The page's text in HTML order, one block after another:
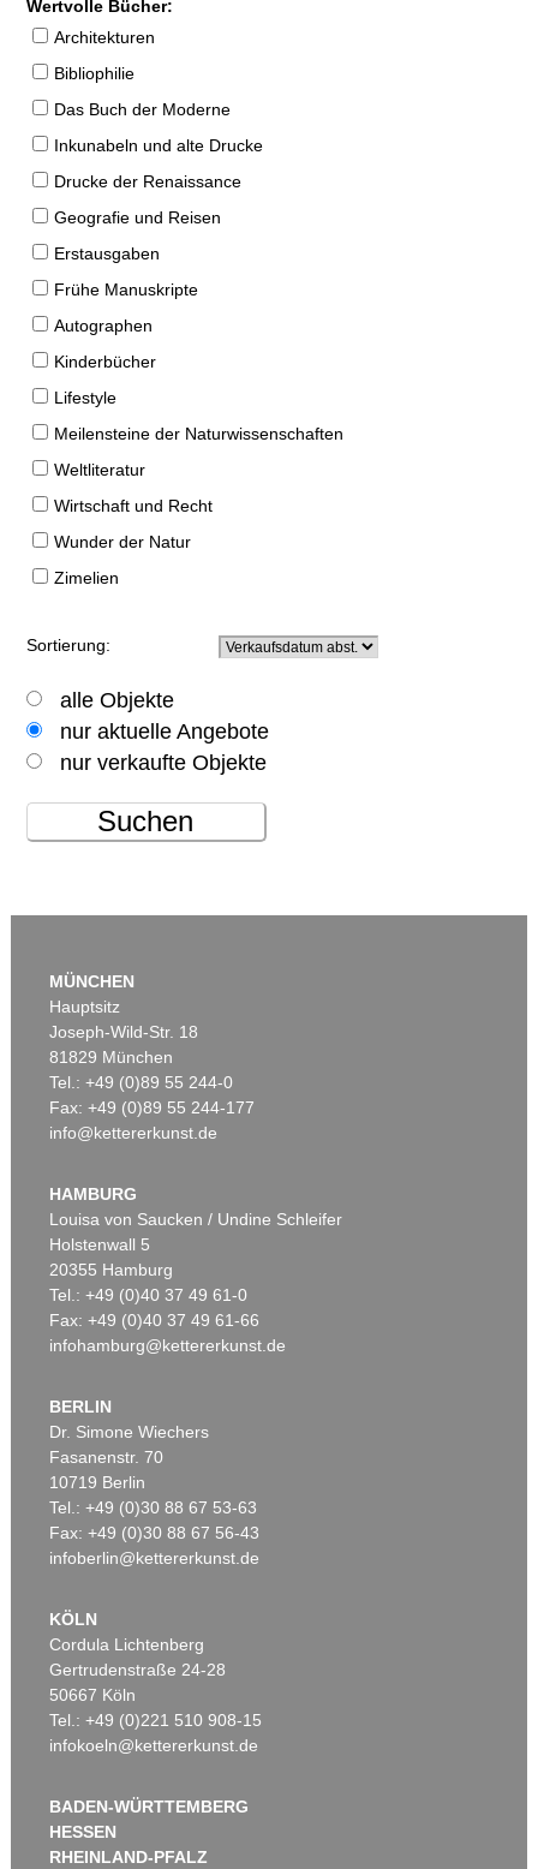
Wertvolle Bücher:
Architekturen
Bibliophilie
Das Buch der Moderne
Inkunabeln und alte Drucke
Drucke der Renaissance
Geografie und Reisen
Erstausgaben
Frühe Manuskripte
Autographen
Kinderbücher
Lifestyle
Meilensteine der Naturwissenschaften
Weltliteratur
Wirtschaft und Recht
Wunder der Natur
Zimelien
Sortierung:
alle Objekte
nur aktuelle Angebote
nur verkaufte Objekte
Suchen
MÜNCHEN
Hauptsitz
Joseph-Wild-Str. 18
81829 München
Tel.: +49 (0)89 55 244-0
Fax: +49 (0)89 55 244-177
info@kettererkunst.de
HAMBURG
Louisa von Saucken / Undine Schleifer
Holstenwall 5
20355 Hamburg
Tel.: +49 (0)40 37 49 61-0
Fax: +49 (0)40 37 49 61-66
infohamburg@kettererkunst.de
BERLIN
Dr. Simone Wiechers
Fasanenstr. 70
10719 Berlin
Tel.: +49 (0)30 88 67 53-63
Fax: +49 (0)30 88 67 56-43
infoberlin@kettererkunst.de
KÖLN
Cordula Lichtenberg
Gertrudenstraße 24-28
50667 Köln
Tel.: +49 (0)221 510 908-15
infokoeln@kettererkunst.de
BADEN-WÜRTTEMBERG
HESSEN
RHEINLAND-PFALZ